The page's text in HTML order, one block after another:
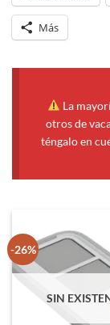
Más
La
otros de
téngalo en
-26%
SIN